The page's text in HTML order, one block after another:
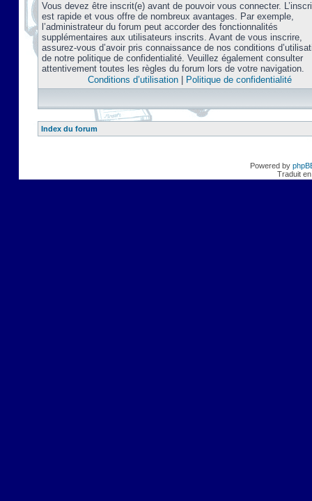
Vous devez être inscrit(e) avant de pouvoir vous connecter.
est rapide et vous offre de nombreux avantages. Par exemple,
l’administrateur du forum peut accorder des fonctionnalités
supplémentaires aux utilisateurs inscrits. Avant de vous inscrire,
assurez-vous d’avoir pris connaissance de nos conditions
de notre politique de confidentialité. Veuillez également consulter
attentivement toutes les règles du forum lors de votre navigation.
Conditions d’utilisation| Politique de confidentialité
Index du forum
Powered by
Traduit